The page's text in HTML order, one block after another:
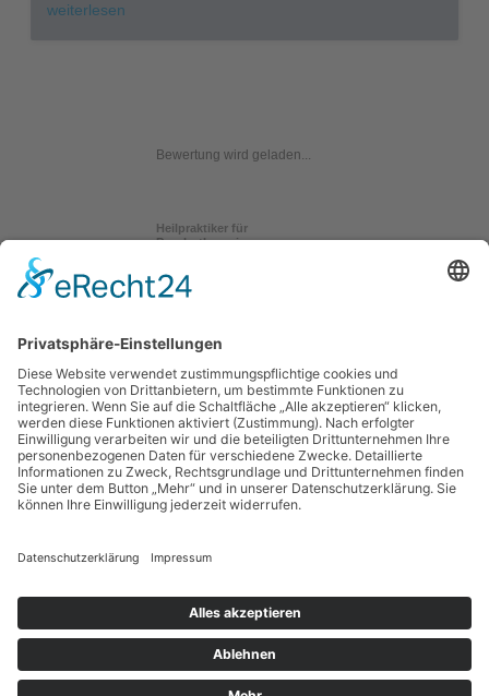
weiterlesen
Bewertung wird geladen...
Heilpraktiker für
Psychotherapie
Sascha Veitl
Heilpraktiker
in Metten auf
jameda